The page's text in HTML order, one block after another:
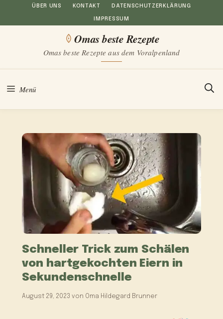
Inhalt
ÜBER UNS KONTAKT DATENSCHUTZERKLÄRUNG
IMPRESSUM
Omas beste Rezepte
Omas beste Rezepte aus dem Voralpenland
Menü
Schneller Trick zum Schälen
von hartgekochten Eiern in
Sekundenschnelle
August 29, 2023 von Oma Hildegard Brunner